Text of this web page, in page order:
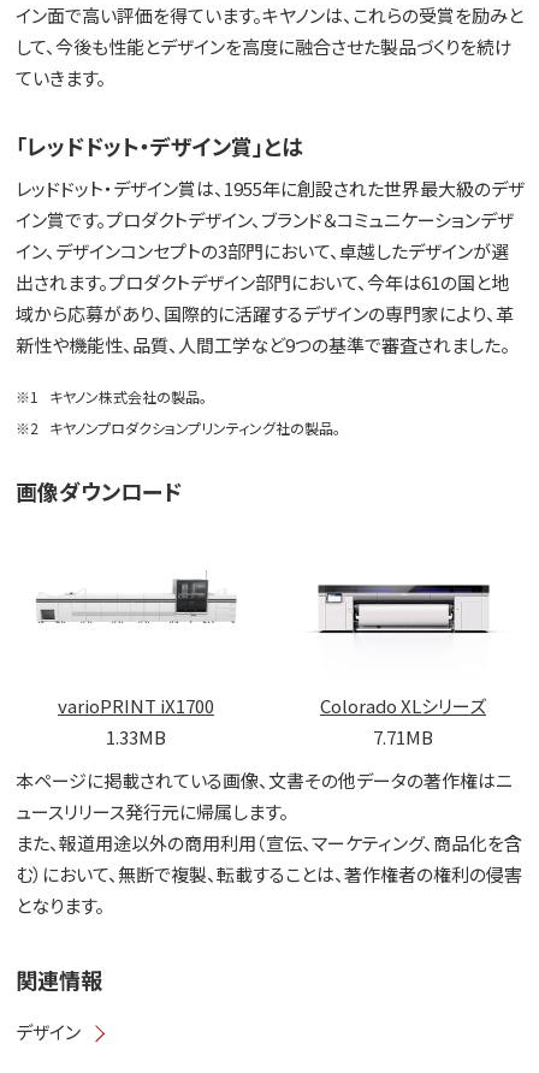
イン面で高い評価を得ています。キヤノンは、これらの受賞を励みと
して、今後も性能とデザインを高度に融合させた製品づくりを続け
ていきます。
「レッドドット・デザイン賞」とは
レッドドット・デザイン賞は、1955年に創設された世界最大級のデザ
イン賞です。プロダクトデザイン、ブランド＆コミュニケーションデザ
イン、デザインコンセプトの3部門において、卓越したデザインが選
出されます。プロダクトデザイン部門において、今年は61の国と地
域から応募があり、国際的に活躍するデザインの専門家により、革
新性や機能性、品質、人間工学など9つの基準で審査されました。
※1
キヤノン株式会社の製品。
※2
キヤノンプロダクションプリンティング社の製品。
画像ダウンロード
varioPRINT iX1700
1.33MB
Colorado XLシリーズ
7.71MB
本ページに掲載されている画像、文書その他データの著作権はニ
ュースリリース発行元に帰属します。
また、報道用途以外の商用利用（宣伝、マーケティング、商品化を含
む）において、無断で複製、転載することは、著作権者の権利の侵害
となります。
関連情報
デザイン